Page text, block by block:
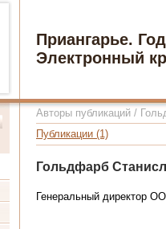
Приангарье.
Электронный
Авторы публикаций /
Публикации (1)
Гольдфарб
Генеральный директор